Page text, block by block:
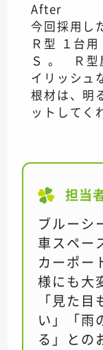
After
今回採用し
Ｒ型 １台
Ｓ 。 Ｒ型
イリッシュ
根材は、明
ットしてく
担当
ブルーシ
車スペー
カーポー
様にも大
「見た
い」「雨
る」との